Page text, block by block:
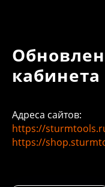
кабинета
Адреса сайтов:
https://
https://